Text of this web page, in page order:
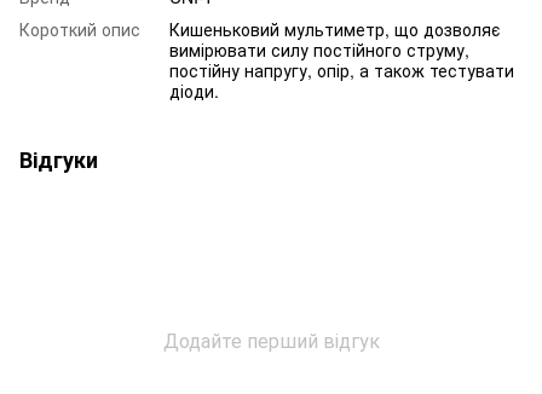
Короткий опис
Кишеньковий мультиметр, що дозволяє
вимірювати силу постійного струму,
постійну напругу, опір, а також тестувати
діоди.
Відгуки
Додайте перший відгук